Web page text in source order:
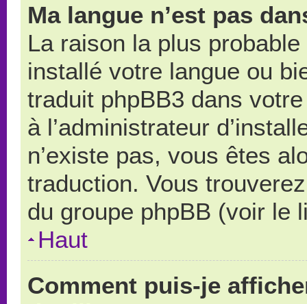
Ma langue n’est pas
La raison la plus probable
installé votre langue ou
traduit phpBB3 dans
à l’administrateur
n’existe pas, vous êtes
traduction. Vous
du groupe phpBB (voir le
Haut
Comment puis-je